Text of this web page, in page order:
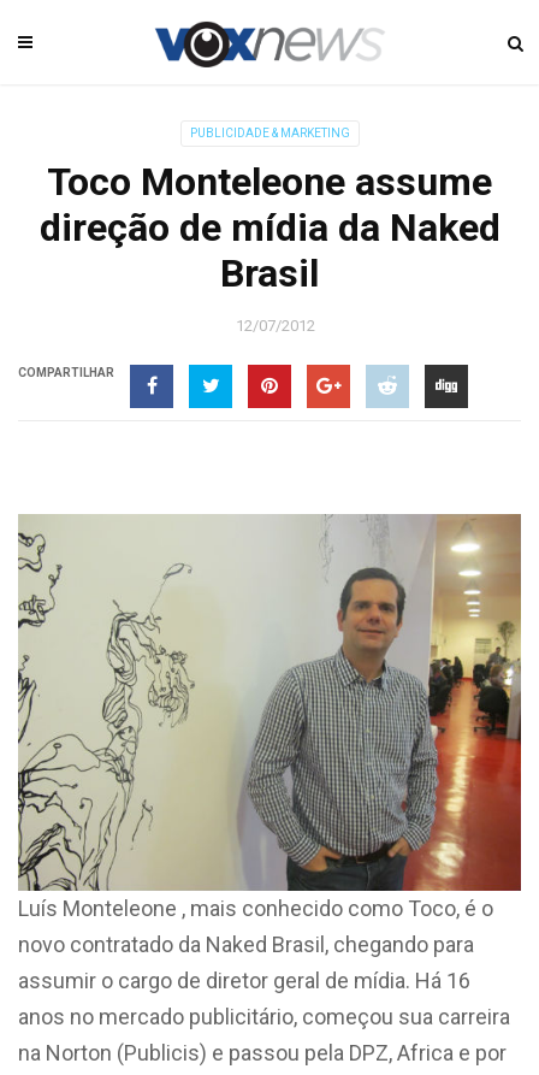
PUBLICIDADE & MARKETING
Toco Monteleone assume
direção de mídia da Naked
Brasil
12/07/2012
COMPARTILHAR
Luís Monteleone , mais conhecido como Toco, é o
novo contratado da Naked Brasil, chegando para
assumir o cargo de diretor geral de mídia. Há 16
anos no mercado publicitário, começou sua carreira
na Norton (Publicis) e passou pela DPZ, Africa e por